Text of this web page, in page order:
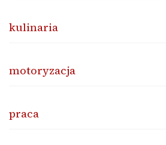
kulinaria
motoryzacja
praca